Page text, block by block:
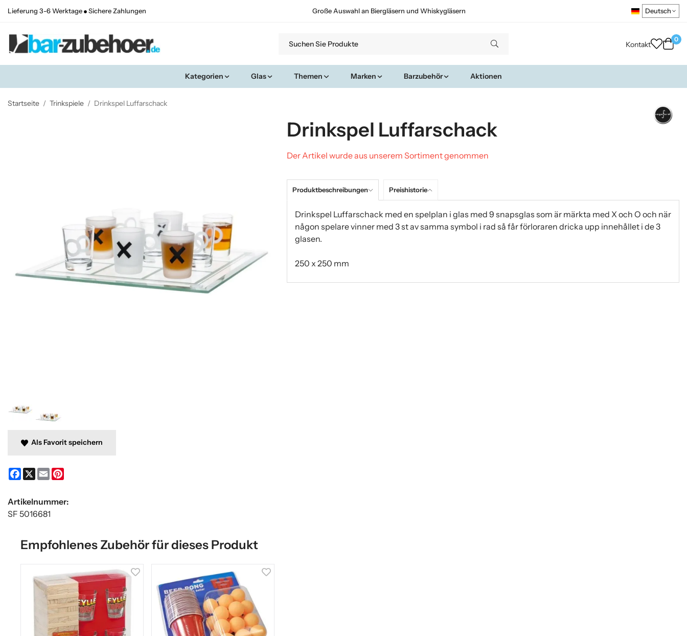
Lieferung 3-6 Werktage Sichere Zahlungen Große Auswahl an Biergläsern und Whiskygläsern
Kontakt
0
Kategorien Glas Themen Marken Barzubehör Aktionen
Startseite / Trinkspiele / Drinkspel Luffarschack
Drinkspel Luffarschack
Der Artikel wurde aus unserem Sortiment genommen
Produktbeschreibungen Preishistorie
Drinkspel Luffarschack med en spelplan i glas med 9 snapsglas som är märkta med X och O och när
någon spelare vinner med 3 st av samma symbol i rad så får förloraren dricka upp innehållet i de 3
glasen.
250 x 250 mm
Als Favorit speichern
Facebook
X Email
Artikelnummer:
SF 5016681
Empfohlenes Zubehör für dieses Produkt